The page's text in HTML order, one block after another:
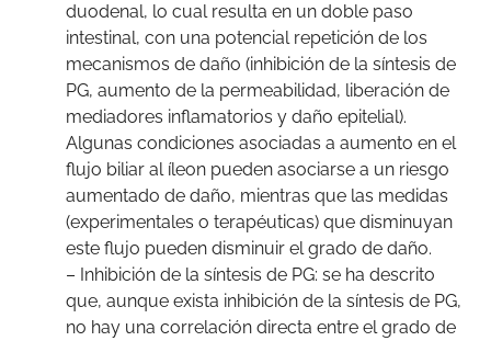
duodenal, lo cual resulta en un doble paso
intestinal, con una potencial repetición de los
mecanismos de daño (inhibición de la síntesis de
PG, aumento de la permeabilidad, liberación de
mediadores inflamatorios y daño epitelial).
Algunas condiciones asociadas a aumento en el
flujo biliar al íleon pueden asociarse a un riesgo
aumentado de daño, mientras que las medidas
(experimentales o terapéuticas) que disminuyan
este flujo pueden disminuir el grado de daño.
– Inhibición de la síntesis de PG: se ha descrito
que, aunque exista inhibición de la síntesis de PG,
no hay una correlación directa entre el grado de